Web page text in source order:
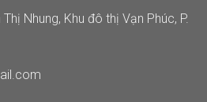
Nhung, Khu đô thị Vạn Phúc, P.